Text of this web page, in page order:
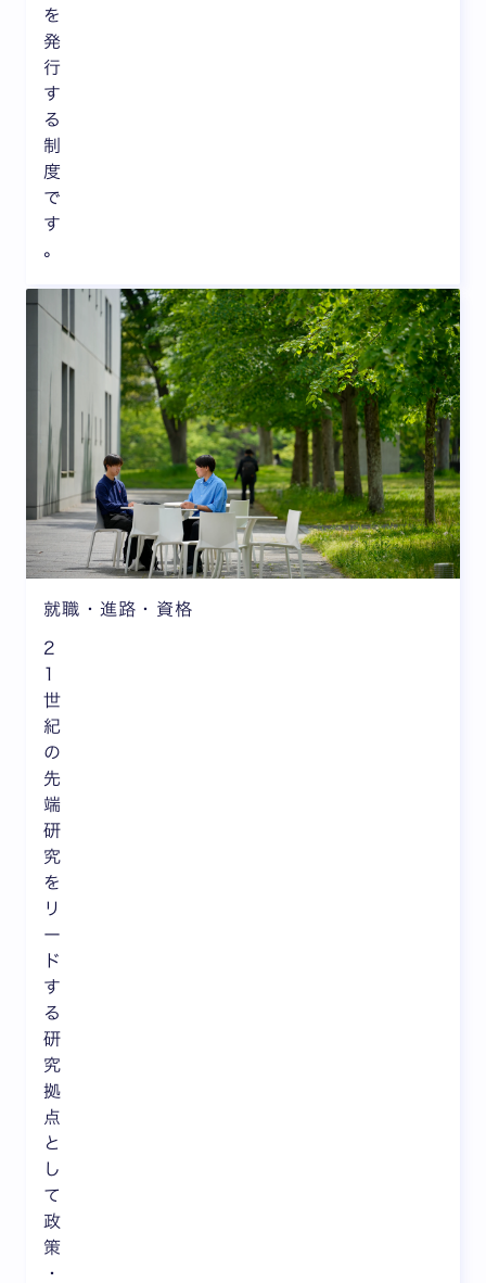
を
発
行
す
る
制
度
で
す
。
就職・進路・資格
2
1
世
紀
の
先
端
研
究
を
リ
ー
ド
す
る
研
究
拠
点
と
し
て
政
策
・